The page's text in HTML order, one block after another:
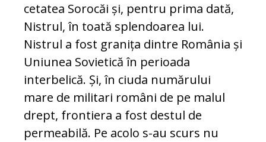
cetatea Sorocăi și, pentru prima dată,
Nistrul, în toată splendoarea lui.
Nistrul a fost granița dintre România și
Uniunea Sovietică în perioada
interbelică. Și, în ciuda numărului
mare de militari români de pe malul
drept, frontiera a fost destul de
permeabilă. Pe acolo s-au scurs nu